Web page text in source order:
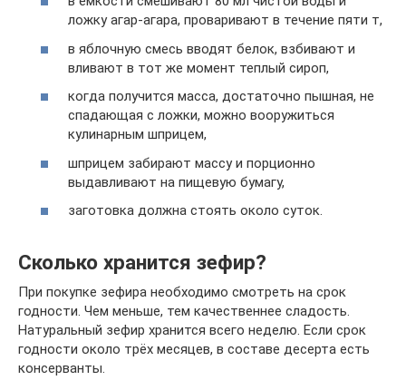
ложку агар-агара, проваривают в течение пяти т,
в яблочную смесь вводят белок, взбивают и
вливают в тот же момент теплый сироп,
когда получится масса, достаточно пышная, не
спадающая с ложки, можно вооружиться
кулинарным шприцем,
шприцем забирают массу и порционно
выдавливают на пищевую бумагу,
заготовка должна стоять около суток.
Сколько хранится зефир?
При покупке зефира необходимо смотреть на срок
годности. Чем меньше, тем качественнее сладость.
Натуральный зефир хранится всего неделю. Если срок
годности около трёх месяцев, в составе десерта есть
консерванты.